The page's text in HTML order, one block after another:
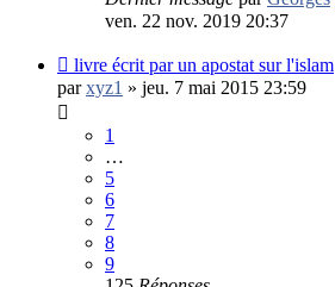
ven. 22 nov. 2019 20:37
livre écrit par un apostat sur l'islam
parxyz1 » jeu. 7 mai 2015 23:59
1
…
5
6
7
8
9